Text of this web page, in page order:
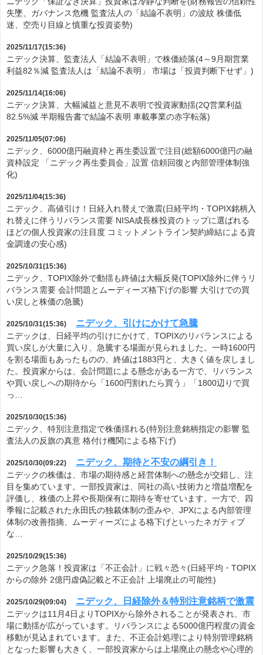
失墜、ガバナンス危機 監査法人の「結論不表明」の波紋 株価低
迷、空売り目線と慎重な投資姿勢)
2025/11/17(15:36)
ニデック決算、監査法人「結論不表明」で株価続落(4～9月期営業
利益82％減 監査法人は「結論不表明」 市場は「投資判断下せず」)
2025/11/14(16:06)
ニデック決算、大幅減益と意見不表明で投資家動揺(2Q営業利益
82.5%減 半期報告書で結論不表明 車載事業の赤字転落)
2025/11/05(07:06)
ニデック、6000億円融資枠と再生委設置で注目(総額6000億円の融
資枠設定 「ニデック再生委員会」設置 信頼回復と内部管理体制強
化)
2025/11/04(15:36)
ニデック、高値引け！日経入れ替えで激震(日経平均・TOPIX銘柄入
れ替えに伴うリバランス需要 NISA成長株投資のトップに選ばれる
ほどの個人投資家の注目度 コミットメントライン契約締結による資
金調達の安心感)
2025/10/31(15:36)
ニデック、TOPIX除外で動揺も終値は大幅反発(TOPIX除外に伴うリ
バランス需要 会計問題とムーディーズ格下げの影響 大引けでの買
い戻しと株価の急騰)
2025/10/31(15:36) ニデック、引けにかけて急騰
ニデックは、日経平均の引けにかけて、TOPIXのリバランスによる
買い戻しが大量に入り、急騰する場面が見られました。一時1600円
を割る場面もあったものの、終値は1883円と、大きく値を戻しまし
た。投資家からは、会計問題による懸念がある一方で、リバランス
や買い戻しへの期待から「1600円割れたら買う」「1800辺りで買
っ…
2025/10/30(15:36)
ニデック、特別注意指定で株価揺れる(特別注意銘柄指定の影響 監
査法人の反旗の真意 格付け機関による格下げ)
2025/10/30(09:22) ニデック、期待と不安の綱引き！
ニデックの株価は、市場の期待感と経営体制への懸念が交錯し、注
目を集めています。一部投資家は、同社の高い技術力と増益増配を
評価し、株価の上昇や長期保有に期待を寄せています。一方で、四
季報に記載された永田氏の独裁体制の歪みや、JPXによる内部管理
体制の改善指摘、ムーディーズによる格下げといったネガティブ
な…
2025/10/29(15:36)
ニデック急落！投資家は「不正会計」に戦々恐々(日経平均・TOPIX
からの除外 2億円虚偽記載と不正会計 上場廃止の可能性)
2025/10/29(09:04) ニデック、日経除外＆特別注意銘柄で激震
ニデックは11月4日よりTOPIXから除外されることが発表され、市
場に動揺が広がっています。リバランスによる5000億円程度の資金
移動が見込まれています。また、不正会計処理により特別管理銘柄
となった影響も大きく、一部投資家からは上場廃止の懸念や心理的